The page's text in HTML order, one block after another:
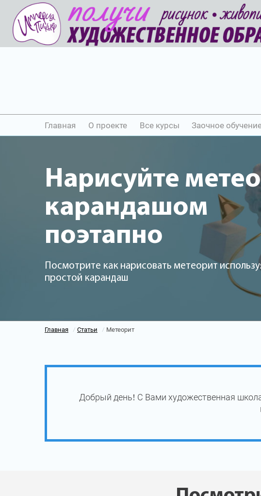
Главная О проекте Все курсы Заочное
Нарисуйте
карандашом
поэтапно
Посмотрите как нарисовать метеорит
простой карандаш
Главная / Статьи / Метеорит
Добрый день! С Вами художественная